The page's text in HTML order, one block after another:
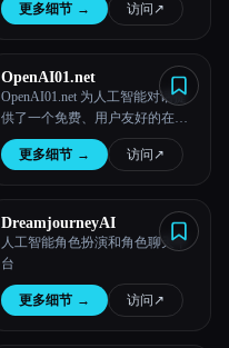
更多细节 → 访问 ↗︎
OpenAI01.net
OpenAI01.net 为人工智能对话提
供了一个免费、用户友好的在线
OpenAIO1聊天界面。
更多细节 → 访问 ↗︎
DreamjourneyAI
人工智能角色扮演和角色聊天平
台
更多细节 → 访问 ↗︎